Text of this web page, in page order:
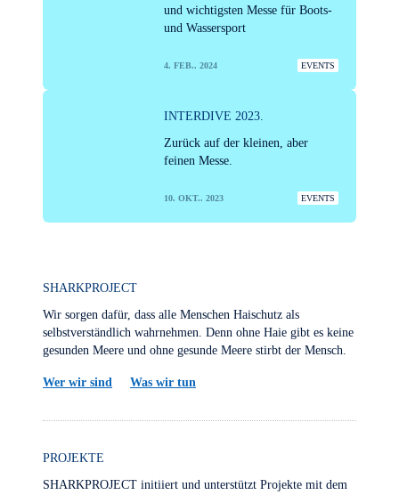
und wichtigsten Messe für Boots-
und Wassersport
4. FEB.. 2024 EVENTS
INTERDIVE 2023.
Zurück auf der kleinen, aber
feinen Messe.
10. OKT.. 2023 EVENTS
SHARKPROJECT
Wir sorgen dafür, dass alle Menschen Haischutz als
selbstverständlich wahrnehmen. Denn ohne Haie gibt es keine
gesunden Meere und ohne gesunde Meere stirbt der Mensch.
Wer wir sind Was wir tun
PROJEKTE
SHARKPROJECT initiiert und unterstützt Projekte mit dem